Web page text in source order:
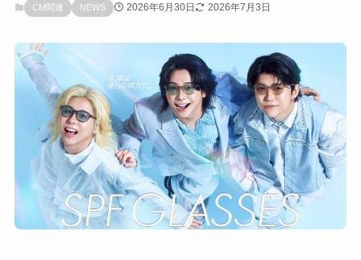
CM関連 NEWS 2026年6月30日 2026年7月3日